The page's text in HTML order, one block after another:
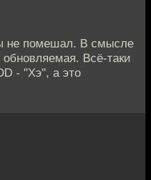
не помешал. В смысле
обновляемая. Всё-таки
- "Хэ", а это